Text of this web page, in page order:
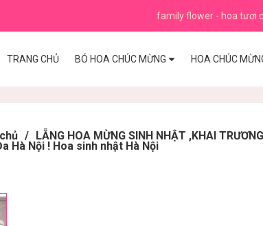
family flower - hoa tươi
TRANG CHỦ BÓ HOA CHÚC MỪNG HOA CHÚC
/ LẴNG HOA MỪNG SINH NHẬT ,KHAI
Hà Nội ! Hoa sinh nhật Hà Nội